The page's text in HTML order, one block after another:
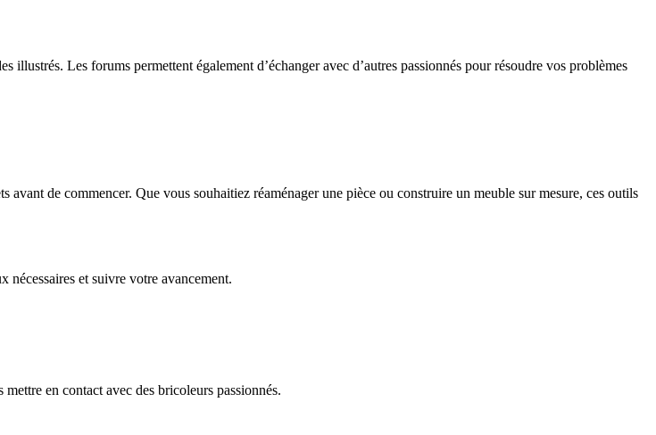
Les forums permettent également d’échanger avec d’autres passionnés pour résoudre vos problèmes
de commencer. Que vous souhaitiez réaménager une pièce ou construire un meuble sur mesure, ces outils
et suivre votre avancement.
en contact avec des bricoleurs passionnés.